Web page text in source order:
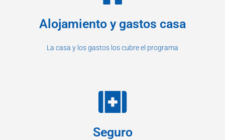
Alojamiento y gastos casa
La casa y los gastos los cubre el programa
Seguro